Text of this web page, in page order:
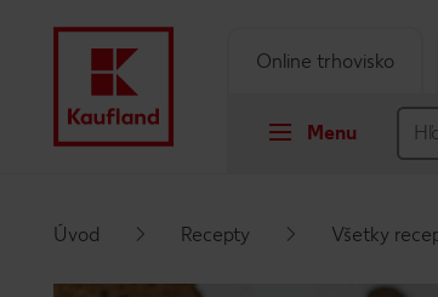
Menu
Online trhovisko
Úvod Recepty Všetky